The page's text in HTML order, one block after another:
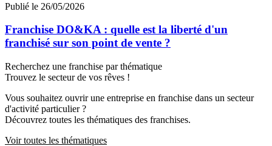
Publié le 26/05/2026
Franchise DO&KA : quelle est la liberté d'un
franchisé sur son point de vente ?
Recherchez une franchise par thématique
Trouvez le secteur de vos rêves !
Vous souhaitez ouvrir une entreprise en franchise dans un secteur
d'activité particulier ?
Découvrez toutes les thématiques des franchises.
Voir toutes les thématiques